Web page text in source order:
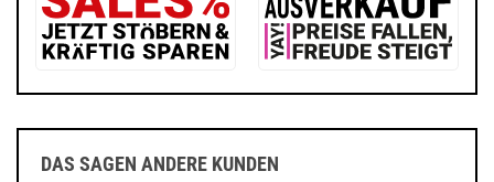
DAS SAGEN ANDERE KUNDEN